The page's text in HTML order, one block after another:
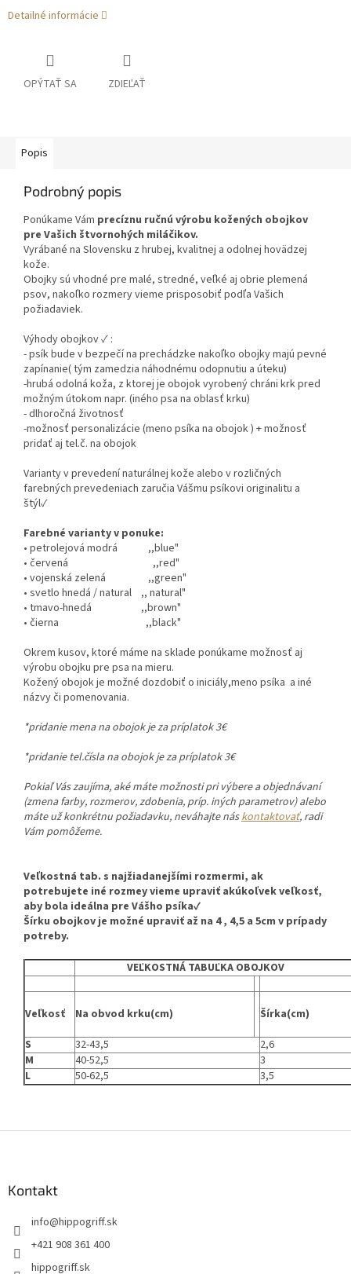
Detailné informácie
OPÝTAŤ SA ZDIEĽAŤ
Popis
Podrobný popis
Ponúkame Vám precíznu ručnú výrobu kožených obojkov
pre Vašich štvornohých miláčikov.
Vyrábané na Slovensku z hrubej, kvalitnej a odolnej hovädzej
kože.
Obojky sú vhodné pre malé, stredné, veľké aj obrie plemená
psov, nakoľko rozmery vieme prisposobiť podľa Vašich
požiadaviek.
Výhody obojkov ✓ :
- psík bude v bezpečí na prechádzke nakoľko obojky majú pevné
zapínanie( tým zamedzia náhodnému odopnutiu a úteku)
-hrubá odolná koža, z ktorej je obojok vyrobený chráni krk pred
možným útokom napr. (iného psa na oblasť krku)
- dlhoročná životnosť
-možnosť personalizácie (meno psíka na obojok ) + možnosť
pridať aj tel.č. na obojok
Varianty v prevedení naturálnej kože alebo v rozličných
farebných prevedeniach zaručia Vášmu psíkovi originalitu a
štýl✓
Farebné varianty v ponuke:
• petrolejová modrá ,,blue"
• červená ,,red"
• vojenská zelená ,,green"
• svetlo hnedá / natural ,, natural"
• tmavo-hnedá ,,brown"
• čierna ,,black"
Okrem kusov, ktoré máme na sklade ponúkame možnosť aj
výrobu obojku pre psa na mieru.
Kožený obojok je možné dozdobiť o iniciály,meno psíka a iné
názvy či pomenovania.
*pridanie mena na obojok je za príplatok 3€
*pridanie tel.čísla na obojok je za príplatok 3€
Pokiaľ Vás zaujíma, aké máte možnosti pri výbere a objednávaní
(zmena farby, rozmerov, zdobenia, príp. iných parametrov) alebo
máte už konkrétnu požiadavku, neváhajte náskontaktovať, radi
Vám pomôžeme.
Veľkostná tab. s najžiadanejšími rozmermi, ak
potrebujete iné rozmey vieme upraviť akúkoľvek veľkosť,
aby bola ideálna pre Vášho psíka✓
Šírku obojkov je možné upraviť až na 4 , 4,5 a 5cm v prípady
potreby.
VEĽKOSTNÁ TABUĽKA OBOJKOV
Veľkosť Na obvod krku(cm)
Šírka(cm)
S
32-43,5
2,6
M
40-52,5
3
L
50-62,5 3,5
Kontakt
info@hippogriff.sk
+421 908 361 400
hippogriff.sk